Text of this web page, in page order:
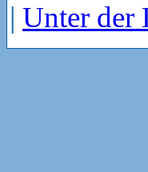
| Unter der